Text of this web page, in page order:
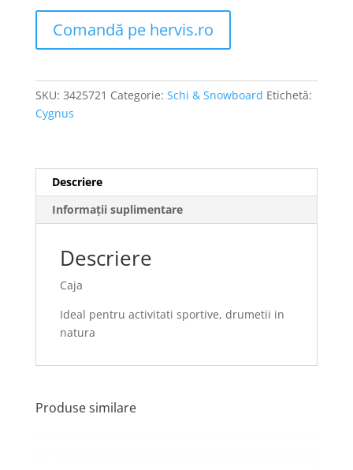
Comandă pe hervis.ro
SKU: 3425721 Categorie: Schi & Snowboard Etichetă:
Cygnus
Descriere
Informații suplimentare
Descriere
Caja
Ideal pentru activitati sportive, drumetii in
natura
Produse similare